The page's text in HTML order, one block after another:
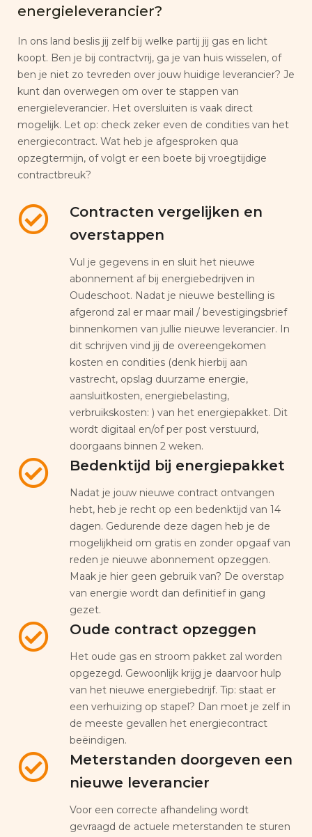
energieleverancier?
In ons land beslis jij zelf bij welke partij jij gas en licht
koopt. Ben je bij contractvrij, ga je van huis wisselen, of
ben je niet zo tevreden over jouw huidige leverancier? Je
kunt dan overwegen om over te stappen van
energieleverancier. Het oversluiten is vaak direct
mogelijk. Let op: check zeker even de condities van het
energiecontract. Wat heb je afgesproken qua
opzegtermijn, of volgt er een boete bij vroegtijdige
contractbreuk?
Contracten vergelijken en
overstappen
Vul je gegevens in en sluit het nieuwe
abonnement af bij energiebedrijven in
Oudeschoot. Nadat je nieuwe bestelling is
afgerond zal er maar mail / bevestigingsbrief
binnenkomen van jullie nieuwe leverancier. In
dit schrijven vind jij de overeengekomen
kosten en condities (denk hierbij aan
vastrecht, opslag duurzame energie,
aansluitkosten, energiebelasting,
verbruikskosten: ) van het energiepakket. Dit
wordt digitaal en/of per post verstuurd,
doorgaans binnen 2 weken.
Bedenktijd bij energiepakket
Nadat je jouw nieuwe contract ontvangen
hebt, heb je recht op een bedenktijd van 14
dagen. Gedurende deze dagen heb je de
mogelijkheid om gratis en zonder opgaaf van
reden je nieuwe abonnement opzeggen.
Maak je hier geen gebruik van? De overstap
van energie wordt dan definitief in gang
gezet.
Oude contract opzeggen
Het oude gas en stroom pakket zal worden
opgezegd. Gewoonlijk krijg je daarvoor hulp
van het nieuwe energiebedrijf. Tip: staat er
een verhuizing op stapel? Dan moet je zelf in
de meeste gevallen het energiecontract
beëindigen.
Meterstanden doorgeven een
nieuwe leverancier
Voor een correcte afhandeling wordt
gevraagd de actuele meterstanden te sturen